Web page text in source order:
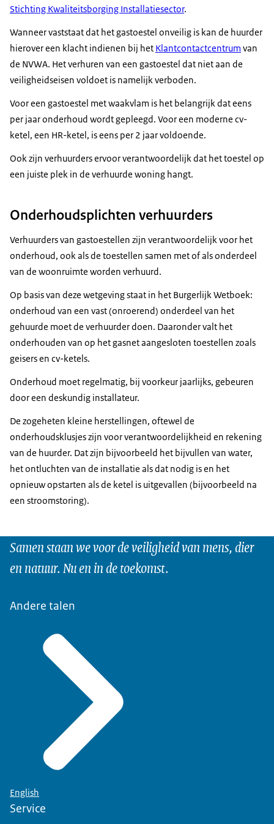
Stichting Kwaliteitsborging Installatiesector.
Wanneer vaststaat dat het gastoestel onveilig is kan de huurder
hierover een klacht indienen bij het Klantcontactcentrum van
de NVWA. Het verhuren van een gastoestel dat niet aan de
veiligheidseisen voldoet is namelijk verboden.
Voor een gastoestel met waakvlam is het belangrijk dat eens
per jaar onderhoud wordt gepleegd. Voor een moderne cv-
ketel, een HR-ketel, is eens per 2 jaar voldoende.
Ook zijn verhuurders ervoor verantwoordelijk dat het toestel op
een juiste plek in de verhuurde woning hangt.
Onderhoudsplichten verhuurders
Verhuurders van gastoestellen zijn verantwoordelijk voor het
onderhoud, ook als de toestellen samen met of als onderdeel
van de woonruimte worden verhuurd.
Op basis van deze wetgeving staat in het Burgerlijk Wetboek:
onderhoud van een vast (onroerend) onderdeel van het
gehuurde moet de verhuurder doen. Daaronder valt het
onderhouden van op het gasnet aangesloten toestellen zoals
geisers en cv-ketels.
Onderhoud moet regelmatig, bij voorkeur jaarlijks, gebeuren
door een deskundig installateur.
De zogeheten kleine herstellingen, oftewel de
onderhoudsklusjes zijn voor verantwoordelijkheid en rekening
van de huurder. Dat zijn bijvoorbeeld het bijvullen van water,
het ontluchten van de installatie als dat nodig is en het
opnieuw opstarten als de ketel is uitgevallen (bijvoorbeeld na
een stroomstoring).
Samen staan we voor de veiligheid van mens, dier
en natuur. Nu en in de toekomst.
Andere talen
English
Service